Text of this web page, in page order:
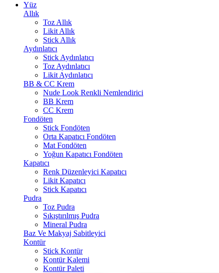
Yüz
Allık
Toz Allık
Likit Allık
Stick Allık
Aydınlatıcı
Stick Aydınlatıcı
Toz Aydınlatıcı
Likit Aydınlatıcı
BB & CC Krem
Nude Look Renkli Nemlendirici
BB Krem
CC Krem
Fondöten
Stick Fondöten
Orta Kapatıcı Fondöten
Mat Fondöten
Yoğun Kapatıcı Fondöten
Kapatıcı
Renk Düzenleyici Kapatıcı
Likit Kapatıcı
Stick Kapatıcı
Pudra
Toz Pudra
Sıkıştırılmış Pudra
Mineral Pudra
Baz Ve Makyaj Sabitleyici
Kontür
Stick Kontür
Kontür Kalemi
Kontür Paleti